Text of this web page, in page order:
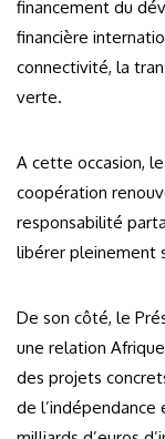
financement du
financière
connectivité, la
verte.
A cette occasion,
coopération
responsabilité
libérer pleinement
De son côté, le
une relation
des projets
de l’indépendance